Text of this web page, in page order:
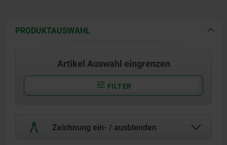
Druckfeder Federstahl oder
PRODUKTAUSWAHL
Artikel Auswahl eingrenzen
FILTER
Zeichnung ein- / ausblenden